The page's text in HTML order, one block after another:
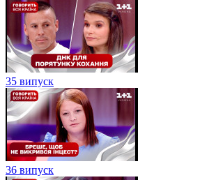
35 випуск
36 випуск